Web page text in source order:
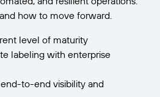
des partenaires
réponses aux questions les
de BarTender.
vous
des clients
how to move forward.
level of maturity
labeling with enterprise
to-end visibility and